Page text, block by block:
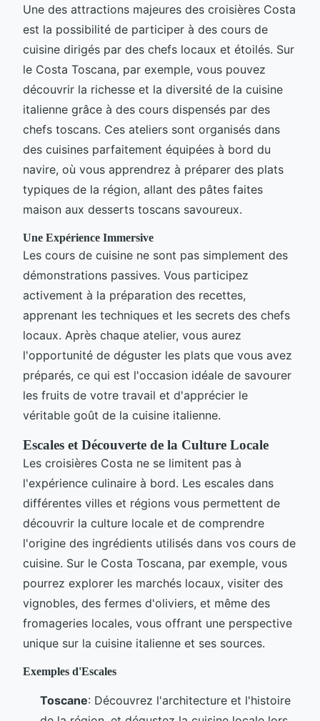
Une des attractions majeures des croisières Costa
est la possibilité de participer à des cours de
cuisine dirigés par des chefs locaux et étoilés. Sur
le Costa Toscana, par exemple, vous pouvez
découvrir la richesse et la diversité de la cuisine
italienne grâce à des cours dispensés par des
chefs toscans. Ces ateliers sont organisés dans
des cuisines parfaitement équipées à bord du
navire, où vous apprendrez à préparer des plats
typiques de la région, allant des pâtes faites
maison aux desserts toscans savoureux.
Une Expérience Immersive
Les cours de cuisine ne sont pas simplement des
démonstrations passives. Vous participez
activement à la préparation des recettes,
apprenant les techniques et les secrets des chefs
locaux. Après chaque atelier, vous aurez
l'opportunité de déguster les plats que vous avez
préparés, ce qui est l'occasion idéale de savourer
les fruits de votre travail et d'apprécier le
véritable goût de la cuisine italienne.
Escales et Découverte de la Culture Locale
Les croisières Costa ne se limitent pas à
l'expérience culinaire à bord. Les escales dans
différentes villes et régions vous permettent de
découvrir la culture locale et de comprendre
l'origine des ingrédients utilisés dans vos cours de
cuisine. Sur le Costa Toscana, par exemple, vous
pourrez explorer les marchés locaux, visiter des
vignobles, des fermes d'oliviers, et même des
fromageries locales, vous offrant une perspective
unique sur la cuisine italienne et ses sources.
Exemples d'Escales
Toscane: Découvrez l'architecture et l'histoire